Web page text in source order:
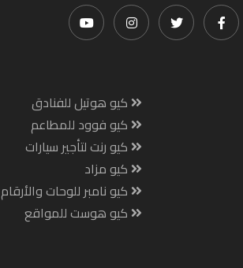
كيو هوتيل للفنادق
كيو فوود للمطاعم
كيو رنت لتأجير سيارات
كيو مزاد
كيو نامبر للوحات والأرقام
كيو هوست للمواقع